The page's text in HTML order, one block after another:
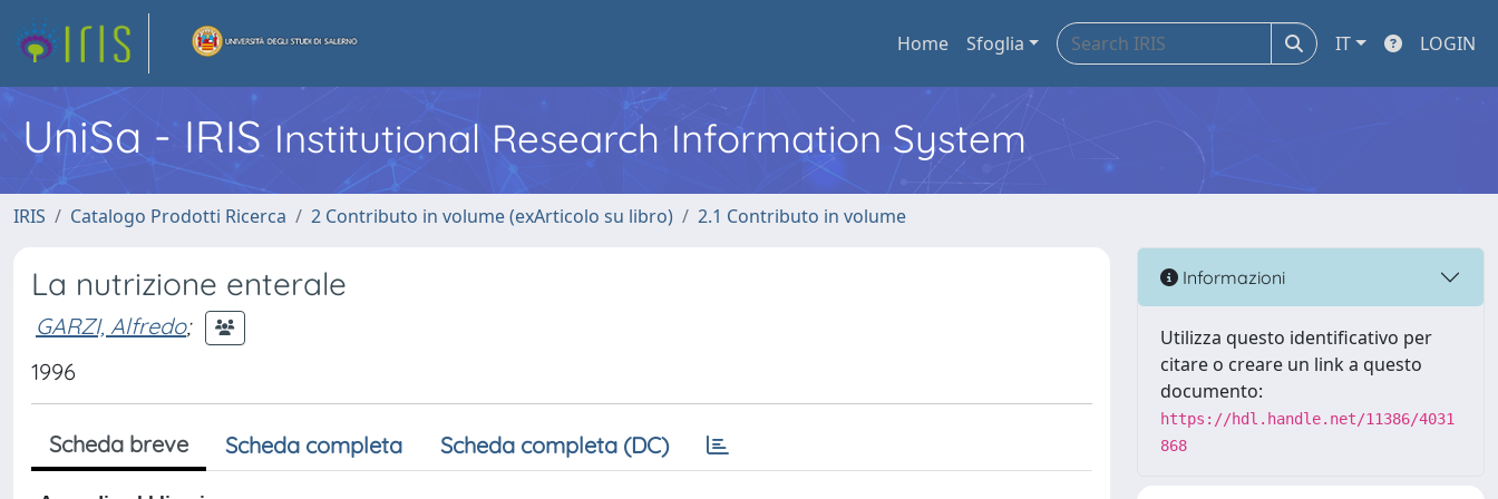
Home Sfoglia IT LOGIN
UniSa - IRIS Institutional Research Information System
IRIS Catalogo Prodotti Ricerca 2 Contributo in volume (exArticolo su libro) 2.1 Contributo in volume
La nutrizione enterale
GARZI, Alfredo;
1996
Scheda breve Scheda completa Scheda completa (DC)
Informazioni
Utilizza questo identificativo per
citare o creare un link a questo
documento:
https://hdl.handle.net/11386/4031
868